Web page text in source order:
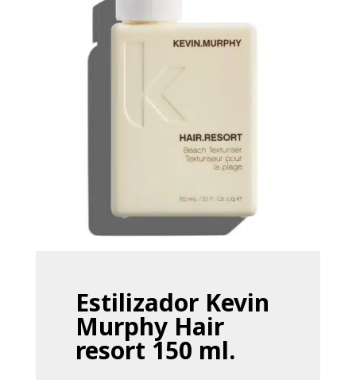
Estilizador Kevin
Murphy Hair
resort 150 ml.